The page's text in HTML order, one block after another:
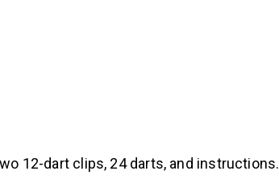
12-dart clips, 24 darts, and instructions.